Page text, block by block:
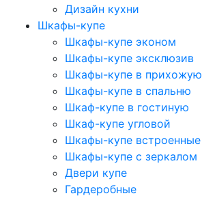
Дизайн кухни
Шкафы-купе
Шкафы-купе эконом
Шкафы-купе эксклюзив
Шкафы-купе в прихожую
Шкафы-купе в спальню
Шкаф-купе в гостиную
Шкаф-купе угловой
Шкафы-купе встроенные
Шкафы-купе с зеркалом
Двери купе
Гардеробные